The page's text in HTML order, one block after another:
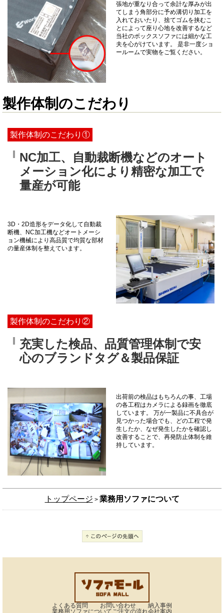
張地が重なり合って余計な厚みが出
てしまう角部分に予め溝切り加工を
入れておいたり、捨てゴムを挟むこ
とによって座り心地を改善するなど
当社のボックスソファには細かな工
夫を心がけています。 是非一度ショ
ールームで実物をご覧ください。
製作体制のこだわり
製作体制のこだわり①
NC加工、自動裁断機などのオート
メーション化により精密な加工で
量産が可能
3D・2D造形をデータ化して自動裁
断機、NC加工機などオートメーシ
ョン機械により高品質で均質な部材
の量産体制を整えています。
製作体制のこだわり②
充実した検品、品質管理体制で安
心のブランドタグ＆製品保証
出荷前の検品はもちろんの事、工場
の各工程はカメラによる録画を徹底
しています。 万が一製品に不具合が
見つかった場合でも、どの工程で発
生したか、なぜ発生したかを確認し
改善することで、再発防止体制を維
持しています。
トップページ > 業務用ソファについて
よくある質問 お問い合わせ
納入事例